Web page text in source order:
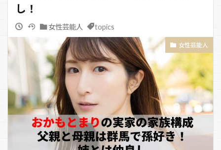
し！
女性芸能人 topics
女性芸能人